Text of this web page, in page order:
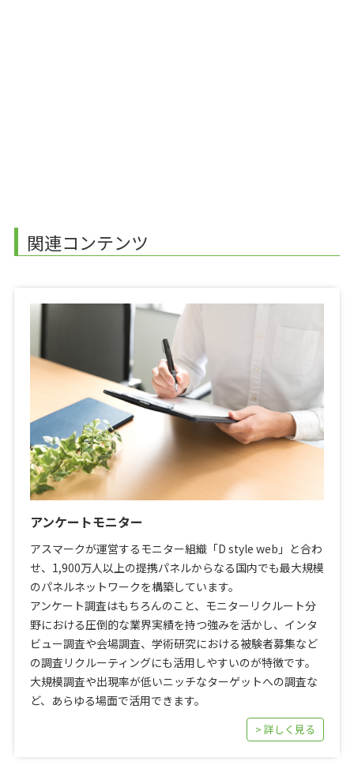
関連コンテンツ
アンケートモニター
アスマークが運営するモニター組織「D style web」と合わ
せ、1,900万人以上の提携パネルからなる国内でも最大規模
のパネルネットワークを構築しています。
アンケート調査はもちろんのこと、モニターリクルート分
野における圧倒的な業界実績を持つ強みを活かし、インタ
ビュー調査や会場調査、学術研究における被験者募集など
の調査リクルーティングにも活用しやすいのが特徴です。
大規模調査や出現率が低いニッチなターゲットへの調査な
ど、あらゆる場面で活用できます。
> 詳しく見る